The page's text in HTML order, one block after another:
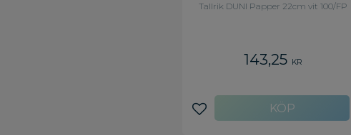
Tallrik DUNI Papper 22cm vit 100/FP
143,25 KR
Lägg till i favoriter